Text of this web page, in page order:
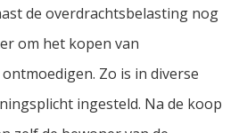
de overdrachtsbelasting nog
om het kopen van
Zo is in diverse
ingesteld. Na de koop